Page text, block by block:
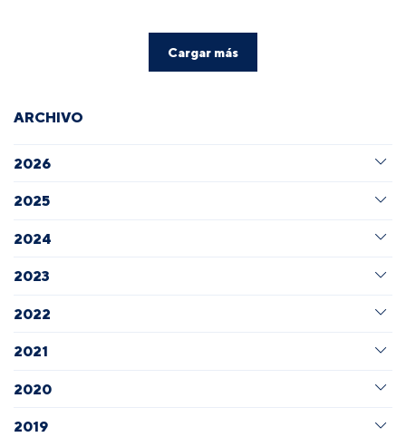
Cargar más
ARCHIVO
2026
2025
2024
2023
2022
2021
2020
2019